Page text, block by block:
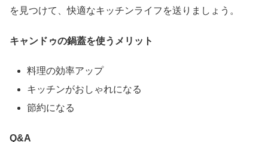
を見つけて、快適なキッチンライフを送りましょう。
キャンドゥの鍋蓋を使うメリット
料理の効率アップ
キッチンがおしゃれになる
節約になる
Q&A